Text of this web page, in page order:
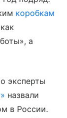
коробкам
а
эксперты
назвали
в России.